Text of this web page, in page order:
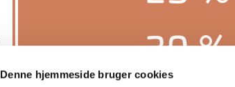
Denne hjemmeside bruger cookies